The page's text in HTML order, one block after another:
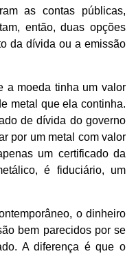
as contas públicas,
então, duas opções
da dívida ou a emissão
a moeda tinha um valor
metal que ela continha.
de dívida do governo
por um metal com valor
um certificado da
é fiduciário, um
o dinheiro
bem parecidos por se
A diferença é que o